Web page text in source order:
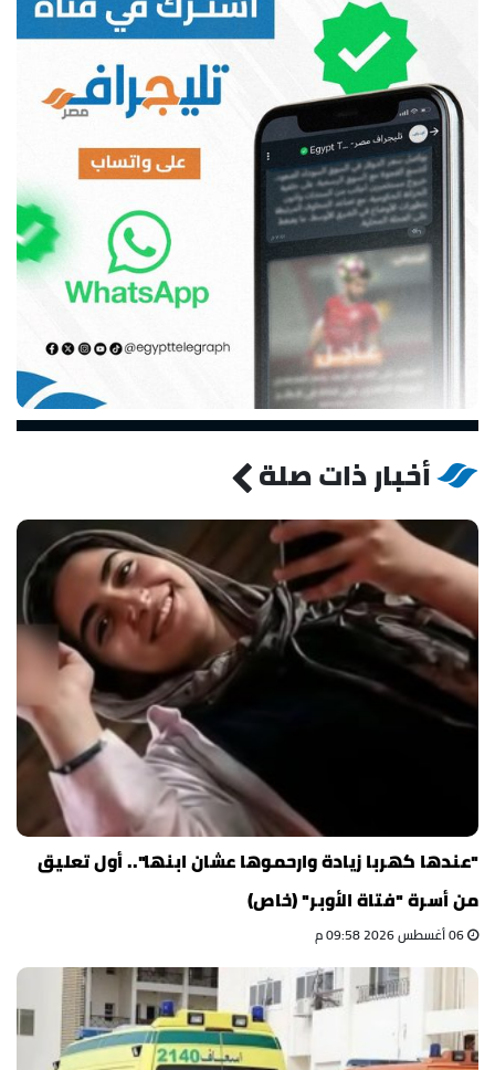
أخبار ذات صلة
"عندها كهربا زيادة وارحموها عشان ابنها".. أول تعليق
من أسرة "فتاة الأوبر" (خاص)